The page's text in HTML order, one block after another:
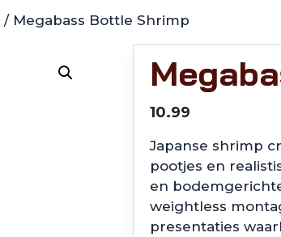
/ Megabass Bottle Shrimp
10.99
Japanse shrimp
pootjes en
en
weightless
presentaties